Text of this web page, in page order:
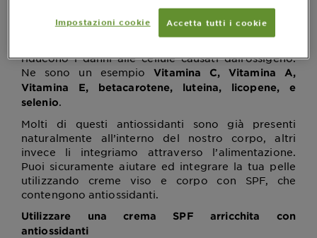
cosa sono gli antiossidanti e che cosa fanno
riducono i danni alle cellule causati dall’ossigeno.
Ne sono un esempioVitamina C, Vitamina A,
Vitamina E, betacarotene, luteina, licopene, e
selenio.
Molti di questi antiossidanti sono già presenti
naturalmente all’interno del nostro corpo, altri
invece li integriamo attraverso l’alimentazione.
Puoi sicuramente aiutare ed integrare la tua pelle
utilizzando creme viso e corpo con SPF, che
contengono antiossidanti.
Utilizzare una crema SPF arricchita con
antiossidanti
Impostazioni cookie Accetta tutti i cookie